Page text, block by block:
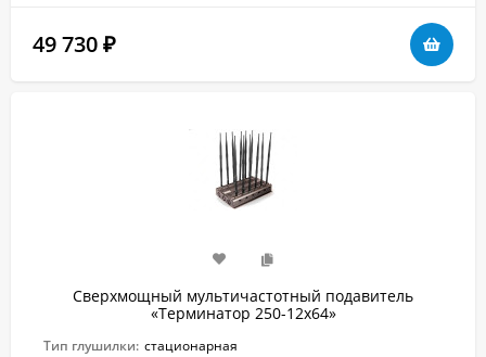
49 730 ₽
Сверхмощный мультичастотный подавитель
«Терминатор 250-12х64»
Тип глушилки: стационарная